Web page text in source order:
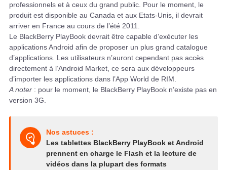
professionnels et à ceux du grand public. Pour le moment, le
produit est disponible au Canada et aux Etats-Unis, il devrait
arriver en France au cours de l’été 2011.
Le BlackBerry PlayBook devrait être capable d’exécuter les
applications Android afin de proposer un plus grand catalogue
d’applications. Les utilisateurs n’auront cependant pas accès
directement à l’Android Market, ce sera aux développeurs
d’importer les applications dans l’App World de RIM.
A noter : pour le moment, le BlackBerry PlayBook n’existe pas en
version 3G.
Nos astuces :
Les tablettes BlackBerry PlayBook et Android
prennent en charge le Flash et la lecture de
vidéos dans la plupart des formats